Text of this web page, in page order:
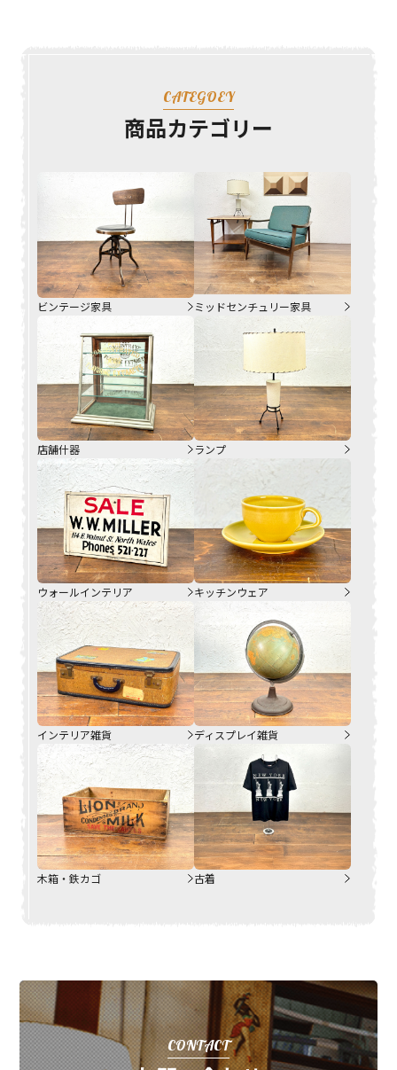
CATEGOEY
商品カテゴリー
ビンテージ家具 ミッドセンチュリー家具
店舗什器 ランプ
ウォールインテリア キッチンウェア
インテリア雑貨 ディスプレイ雑貨
木箱・鉄カゴ 古着
CONTACT